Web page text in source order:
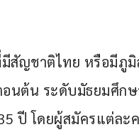
สัญชาติไทย หรือมีภูมิ
นต้น ระดับมัธยมศึก
ปี โดยผู้สมัครแต่ละ